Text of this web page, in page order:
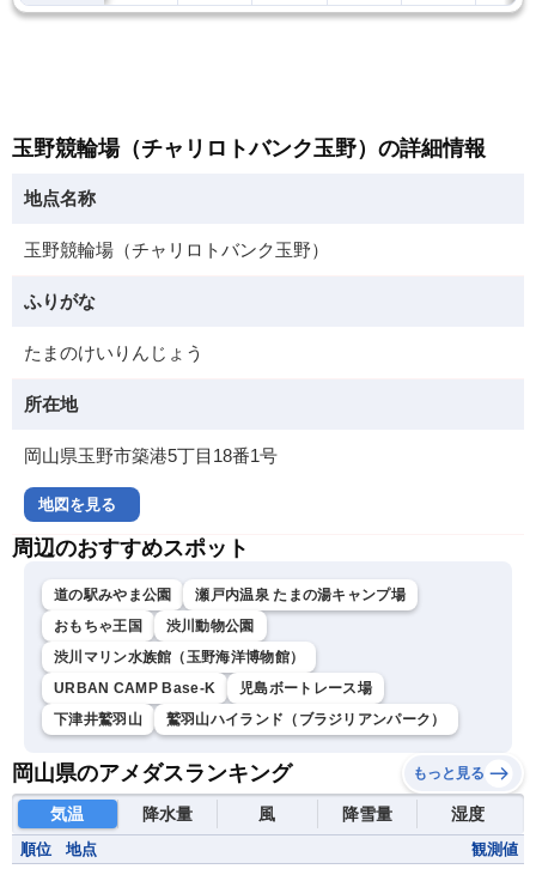
玉野競輪場（チャリロトバンク玉野）の詳細情報
地点名称
玉野競輪場（チャリロトバンク玉野）
ふりがな
たまのけいりんじょう
所在地
岡山県玉野市築港5丁目18番1号
地図を見る
周辺のおすすめスポット
道の駅みやま公園
瀬戸内温泉 たまの湯キャンプ場
おもちゃ王国
渋川動物公園
渋川マリン水族館（玉野海洋博物館）
URBAN CAMP Base-K
児島ボートレース場
下津井鷲羽山
鷲羽山ハイランド（ブラジリアンパーク）
岡山県のアメダスランキング もっと見る
気温 降水量 風 降雪量 湿度
順位 地点 観測値